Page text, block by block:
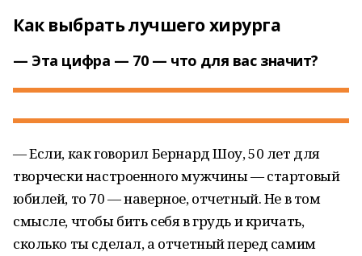
Как выбрать лучшего хирурга
— Эта цифра — 70 — что для вас значит?
— Если, как говорил Бернард Шоу, 50 лет для
творчески настроенного мужчины — стартовый
юбилей, то 70 — наверное, отчетный. Не в том
смысле, чтобы бить себя в грудь и кричать,
сколько ты сделал, а отчетный перед самим